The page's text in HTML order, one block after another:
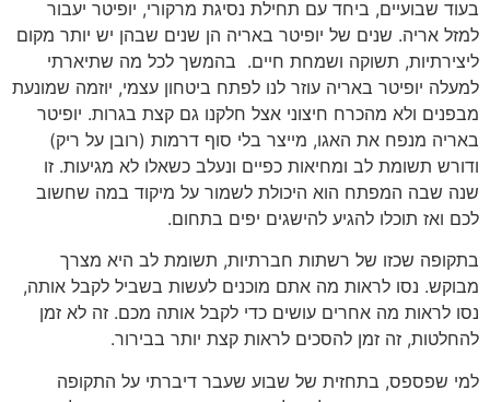
בעוד שבועיים, ביחד עם תחילת נסיגת מרקורי, יופיטר יעבור
למזל אריה. שנים של יופיטר באריה הן שנים שבהן יש יותר מקום
ליצירתיות, תשוקה ושמחת חיים. בהמשך לכל מה שתיארתי
למעלה יופיטר באריה עוזר לנו לפתח ביטחון עצמי, יוזמה שמונעת
מבפנים ולא מהכרח חיצוני אצל חלקנו גם קצת בגרות. יופיטר
באריה מנפח את האגו, מייצר בלי סוף דרמות (רובן על ריק)
ודורש תשומת לב ומחיאות כפיים ונעלב כשאלו לא מגיעות. זו
שנה שבה המפתח הוא היכולת לשמור על מיקוד במה שחשוב
לכם ואז תוכלו להגיע להישגים יפים בתחום.
בתקופה שכזו של רשתות חברתיות, תשומת לב היא מצרך
מבוקש. נסו לראות מה אתם מוכנים לעשות בשביל לקבל אותה,
נסו לראות מה אחרים עושים כדי לקבל אותה מכם. זה לא זמן
להחלטות, זה זמן להסכים לראות קצת יותר בבירור.
למי שפספס, בתחזית של שבוע שעבר דיברתי על התקופה